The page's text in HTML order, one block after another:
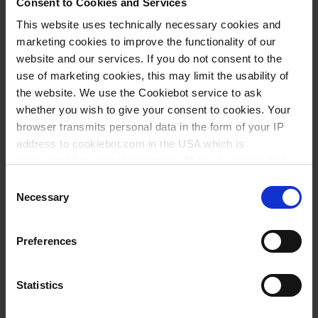
This website uses technically necessary cookies and
marketing cookies to improve the functionality of our
website and our services. If you do not consent to the
use of marketing cookies, this may limit the usability of
the website. We use the Cookiebot service to ask
whether you wish to give your consent to cookies. Your
browser transmits personal data in the form of your IP
address to cookiebot.com in the USA which is
follow your cookie preferences for future page visits. The
privacy level in the USA does not correspond to EU
standards, and it cannot be excluded that US authorities
access your data on US servers.
For more information on cookies and the use of your
Selection
Necessary
Preferences
Statistics
Inakzeptable Behandlung von Mitarbeiterinnen
und Mitarbeitern, wie etwa Diskriminierung,
Ausübung von Zwang, Missbrauch, Ausnutzung
oder sexueller Belästigung wird nicht
geduldet.
Eine angemessene Entlohnung der eigenen
Mitarbeiterinnen und Mitarbeitern wird
grundsätzlich nicht unterschritten.
zur Arbeitszeit werden in jedem
Die Vereinigungsfreiheit der Mitarbeiterinnen